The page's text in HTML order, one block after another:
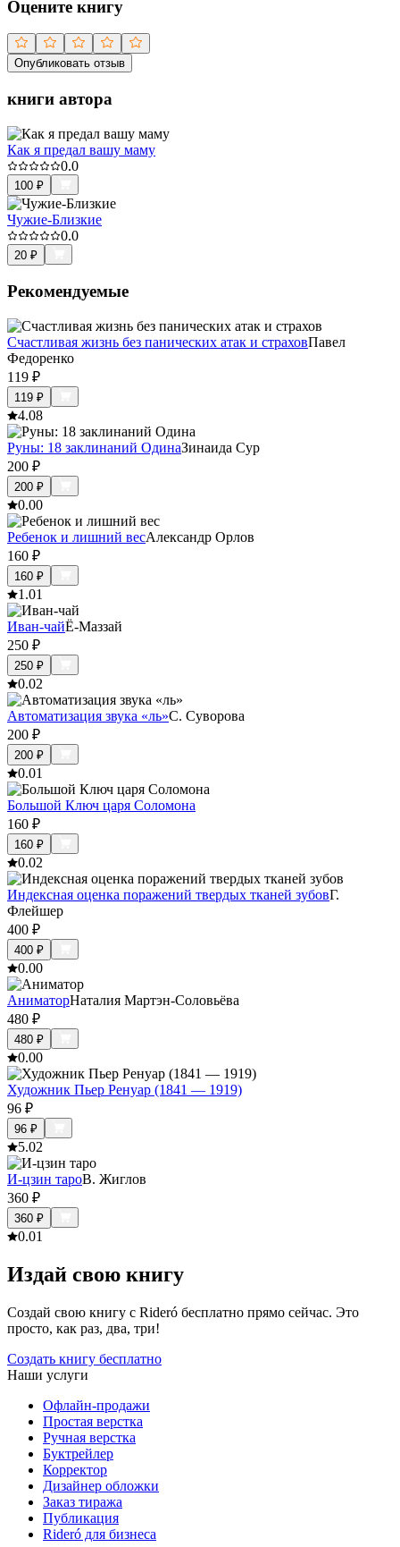
Оцените книгу
Опубликовать отзыв
книги автора
Как я предал вашу маму
0.0
100 ₽
Чужие-Близкие
0.0
20 ₽
Рекомендуемые
Счастливая жизнь без панических атак и страховПавел
Федоренко
119 ₽
119 ₽
4.08
Руны: 18 заклинаний ОдинаЗинаида Сур
200 ₽
200 ₽
0.00
Ребенок и лишний весАлександр Орлов
160 ₽
160 ₽
1.01
Иван-чайЁ-Маззай
250 ₽
250 ₽
0.02
Автоматизация звука «ль»С. Суворова
200 ₽
200 ₽
0.01
Большой Ключ царя Соломона
160 ₽
160 ₽
0.02
Индексная оценка поражений твердых тканей зубовГ.
Флейшер
400 ₽
400 ₽
0.00
АниматорНаталия Мартэн-Соловьёва
480 ₽
480 ₽
0.00
Художник Пьер Ренуар (1841 — 1919)
96 ₽
96 ₽
5.02
И-цзин тароВ. Жиглов
360 ₽
360 ₽
0.01
Издай свою книгу
Создай свою книгу с Rideró бесплатно прямо сейчас. Это
просто, как раз, два, три!
Создать книгу бесплатно
Наши услуги
Офлайн-продажи
Простая верстка
Ручная верстка
Буктрейлер
Корректор
Дизайнер обложки
Заказ тиража
Публикация
Rideró для бизнеса